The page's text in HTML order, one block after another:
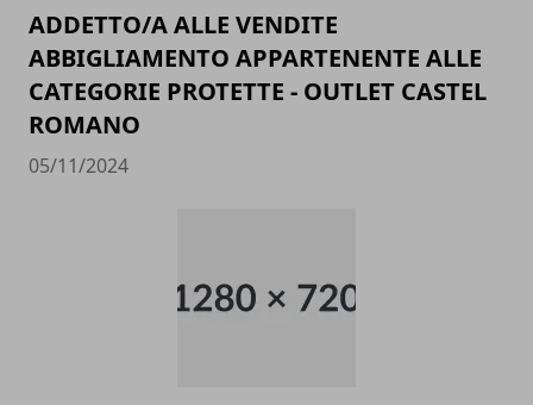
ADDETTO/A ALLE VENDITE
ABBIGLIAMENTO APPARTENENTE ALLE
CATEGORIE PROTETTE - OUTLET CASTEL
ROMANO
05/11/2024